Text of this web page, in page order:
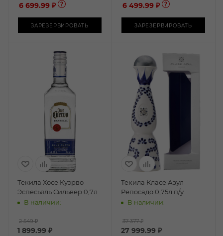
6 699.99 ₽
ЗАРЕЗЕРВИРОВАТЬ
6 499.99 ₽
ЗАРЕЗЕРВИРОВАТЬ
Текила Хосе Куэрво
Эспесьяль Сильвер 0,7л
В наличии:
2 549 ₽
1 899.99 ₽
Текила Класе Азул
Репосадо 0,75л п/у
В наличии:
37 377 ₽
27 999.99 ₽